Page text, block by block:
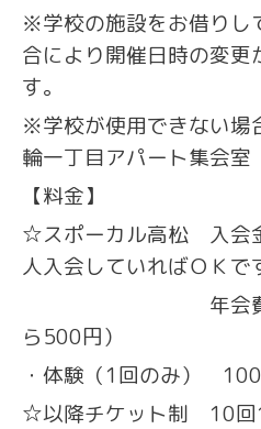
※学校の施設をお借りし
合により開催日時の変更
す。
※学校が使用できない場
輪一丁目アパート集会室
【料金】
☆スポーカル高松 入会
人入会していればＯＫで
年会費 1000
ら500円）
・体験（1回のみ）
☆以降チケット制 10回